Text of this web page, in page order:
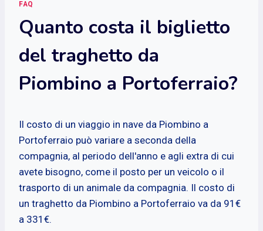
FAQ
Quanto costa il biglietto
del traghetto da
Piombino a Portoferraio?
Il costo di un viaggio in nave da Piombino a
Portoferraio può variare a seconda della
compagnia, al periodo dell'anno e agli extra di cui
avete bisogno, come il posto per un veicolo o il
trasporto di un animale da compagnia. Il costo di
un traghetto da Piombino a Portoferraio va da 91€
a 331€.